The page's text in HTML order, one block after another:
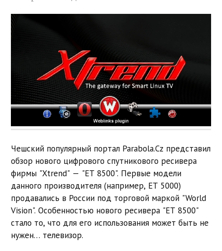
Чешский популярный портал Parabola.Cz представил
обзор нового цифрового спутникового ресивера
фирмы "Xtrend" — "ET 8500". Первые модели
данного производителя (например, ET 5000)
продавались в России под торговой маркой "World
Vision". Особенностью нового ресивера "ET 8500"
стало то, что для его использования может быть не
нужен… телевизор.